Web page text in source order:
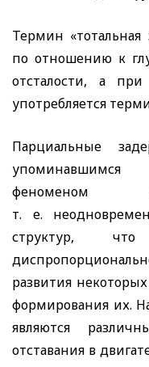
Термин
по отношению к
отсталости, а
употребляется
Парциальные
феноменом
т. е.
структур, что
развития
формирования их.
являются
отставания в